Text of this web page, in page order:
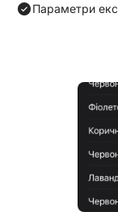
Параметри